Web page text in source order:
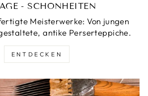
- SCHÖNHEITEN
Meisterwerke: Von jungen
antike Perserteppiche.
ENTDECKEN